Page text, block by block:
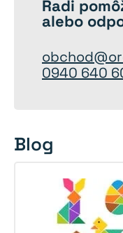
Radi
alebo
0940 640
Blog